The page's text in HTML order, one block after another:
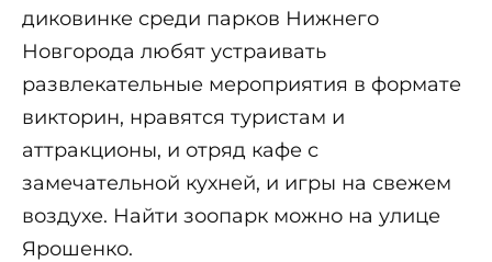
диковинке среди парков Нижнего
Новгорода любят устраивать
развлекательные мероприятия в формате
викторин, нравятся туристам и
аттракционы, и отряд кафе с
замечательной кухней, и игры на свежем
воздухе. Найти зоопарк можно на улице
Ярошенко.